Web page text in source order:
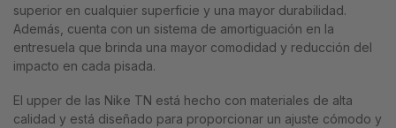
superior en cualquier superficie y una mayor durabilidad.
Además, cuenta con un sistema de amortiguación en la
entresuela que brinda una mayor comodidad y reducción del
impacto en cada pisada.
El upper de las Nike TN está hecho con materiales de alta
calidad y está diseñado para proporcionar un ajuste cómodo y